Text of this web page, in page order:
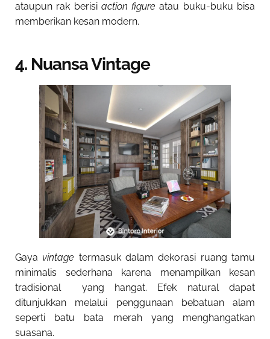
ataupun rak berisi action figureatau buku-buku bisa
memberikan kesan modern.
4. Nuansa Vintage
Gaya vintage termasuk dalamdekorasi ruang tamu
minimalis sederhana karena menampilkan kesan
tradisional yang hangat. Efek natural dapat
ditunjukkan melalui penggunaan bebatuan alam
seperti batu bata merah yang menghangatkan
suasana.